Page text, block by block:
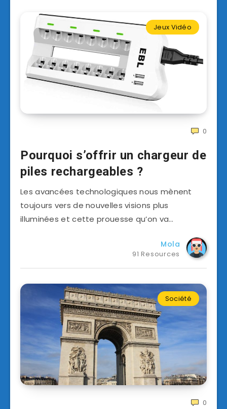
Jeux Vidéo
0
Pourquoi s’offrir un chargeur de
piles rechargeables ?
Les avancées technologiques nous mènent
toujours vers de nouvelles visions plus
illuminées et cette prouesse qu’on va…
Mola
91 Resources
Société
0